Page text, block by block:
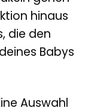
hinaus
die den
Babys
Auswahl